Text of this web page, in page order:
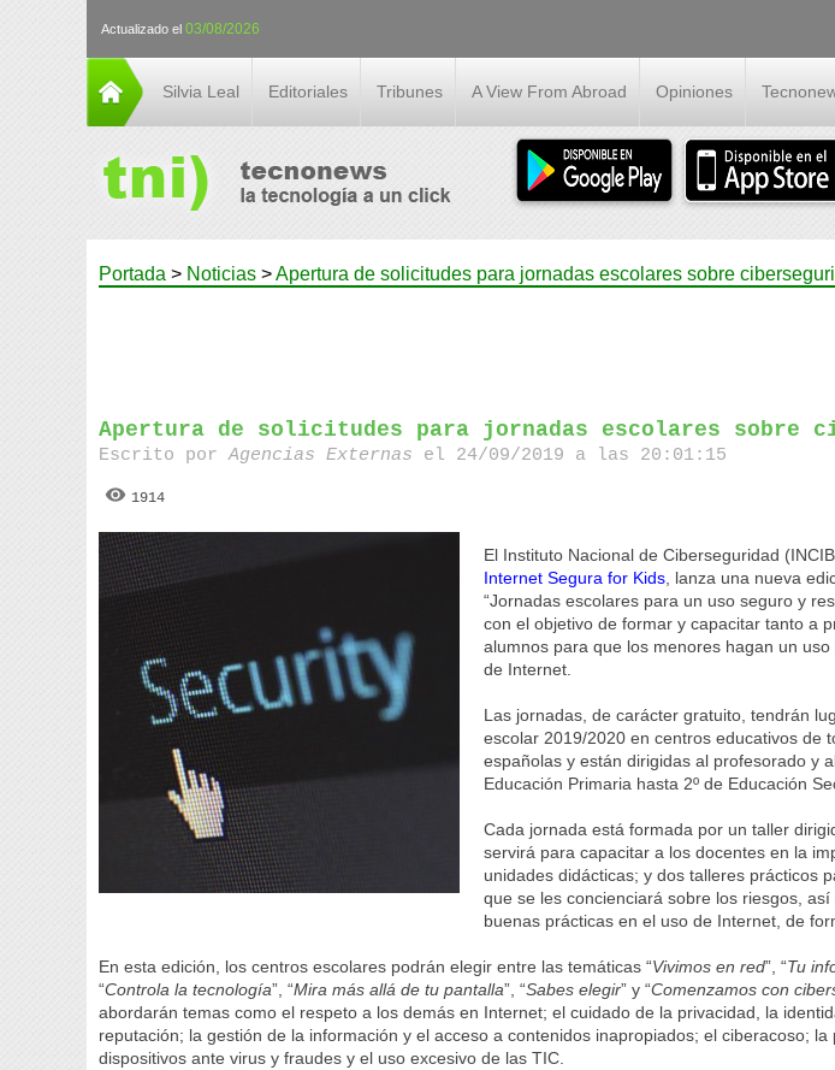
Actualizado el 03/08/2026
Silvia Leal Editoriales Tribunes A View From Abroad Opiniones
Portada > Noticias >Apertura de solicitudes para jornadas escolares sobre
Apertura de solicitudes para jornadas escolares sobre
Escrito porAgencias Externas el 24/09/2019 a las 20:01:15
1914
El Instituto Nacional de Ciberseguridad
Internet Segura for Kids , lanza una nueva
“Jornadas escolares para un uso seguro y
con el objetivo de formar y capacitar tanto a
alumnos para que los menores hagan un
de Internet.
Las jornadas, de carácter gratuito, tendrán
escolar 2019/2020 en centros educativos de
españolas y están dirigidas al profesorado y
Educación Primaria hasta 2º de Educación
Cada jornada está formada por un taller
servirá para capacitar a los docentes en la
unidades didácticas; y dos talleres prácticos
que se les concienciará sobre los riesgos,
buenas prácticas en el uso de Internet, de
En esta edición, los centros escolares podrán elegir entre las temáticas “Vivimos en red”, “Tu
“Controla la tecnología”, “Mira más allá de tu pantalla”, “Sabes elegir” y “Comenzamos con
abordarán temas como el respeto a los demás en Internet; el cuidado de la privacidad, la
reputación; la gestión de la información y el acceso a contenidos inapropiados; el ciberacoso; la
dispositivos ante virus y fraudes y el uso excesivo de las TIC.